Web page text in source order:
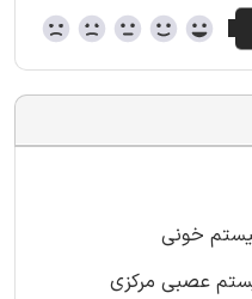
خونی
عصبی مرکزی